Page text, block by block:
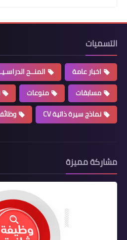
التسميات
اخبار عامة المنــح
مسابقات
منوعات
نماذج سيرة ذاتية CV
مشاركة مميزة